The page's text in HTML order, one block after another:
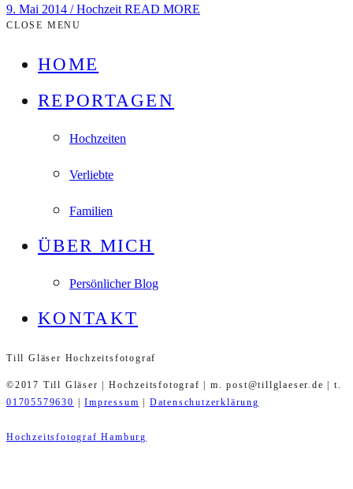
9. Mai 2014 /Hochzeit READ MORE
CLOSE MENU
HOME
REPORTAGEN
Hochzeiten
Verliebte
Familien
ÜBER MICH
Persönlicher Blog
KONTAKT
Till Gläser Hochzeitsfotograf
©2017 Till Gläser | Hochzeitsfotograf | m. post@tillglaeser.de | t.
01705579630 |Impressum | Datenschutzerklärung
Hochzeitsfotograf Hamburg